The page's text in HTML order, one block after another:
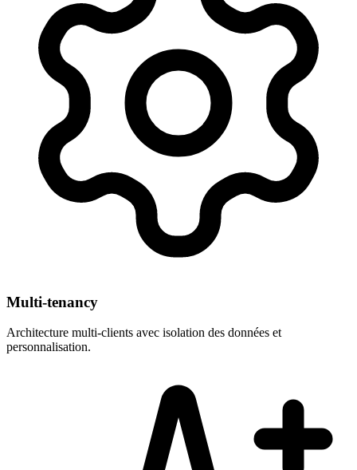
Multi-tenancy
Architecture multi-clients avec isolation des données et
personnalisation.